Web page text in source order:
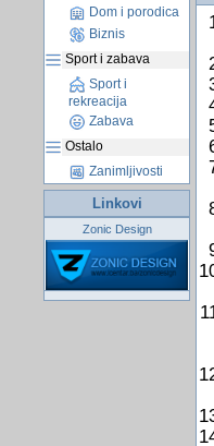
Dom i porodica
Biznis
Sport i zabava
Sport i
rekreacija
Zabava
Ostalo
Zanimljivosti
Linkovi
Zonic Design